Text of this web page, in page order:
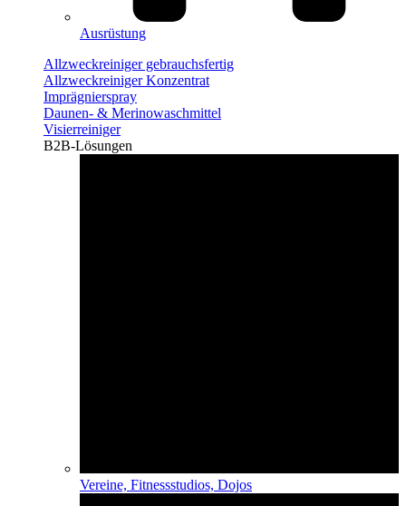
Ausrüstung
Allzweckreiniger gebrauchsfertig
Allzweckreiniger Konzentrat
Imprägnierspray
Daunen- & Merinowaschmittel
Visierreiniger
B2B-Lösungen
Vereine, Fitnessstudios, Dojos